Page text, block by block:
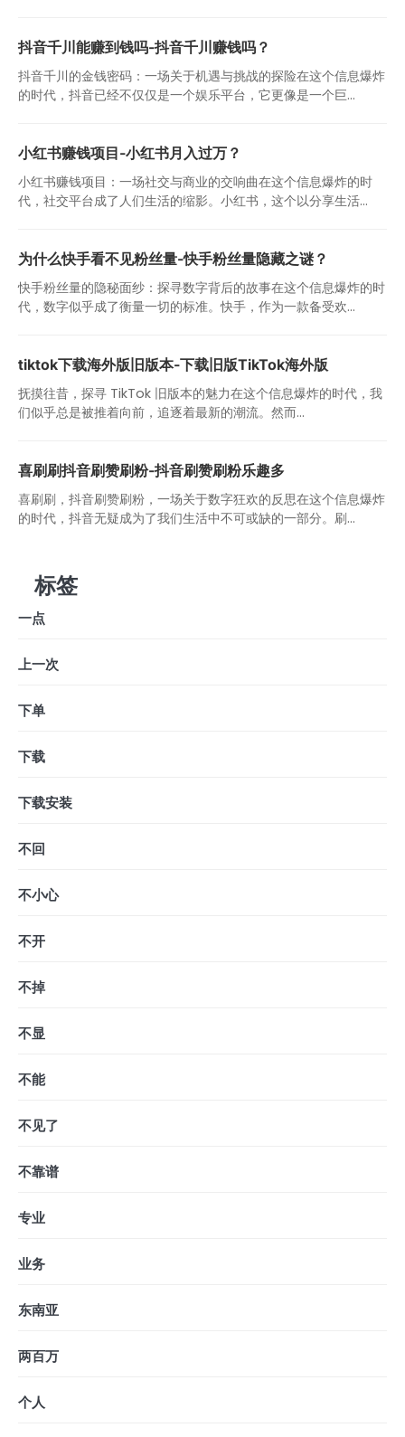
抖音千川能赚到钱吗-抖音千川赚钱吗？
抖音千川的金钱密码：一场关于机遇与挑战的探险在这个信息爆炸
的时代，抖音已经不仅仅是一个娱乐平台，它更像是一个巨...
小红书赚钱项目-小红书月入过万？
小红书赚钱项目：一场社交与商业的交响曲在这个信息爆炸的时
代，社交平台成了人们生活的缩影。小红书，这个以分享生活...
为什么快手看不见粉丝量-快手粉丝量隐藏之谜？
快手粉丝量的隐秘面纱：探寻数字背后的故事在这个信息爆炸的时
代，数字似乎成了衡量一切的标准。快手，作为一款备受欢...
tiktok下载海外版旧版本-下载旧版TikTok海外版
抚摸往昔，探寻 TikTok 旧版本的魅力在这个信息爆炸的时代，我
们似乎总是被推着向前，追逐着最新的潮流。然而...
喜刷刷抖音刷赞刷粉-抖音刷赞刷粉乐趣多
喜刷刷，抖音刷赞刷粉，一场关于数字狂欢的反思在这个信息爆炸
的时代，抖音无疑成为了我们生活中不可或缺的一部分。刷...
标签
一点
上一次
下单
下载
下载安装
不回
不小心
不开
不掉
不显
不能
不见了
不靠谱
专业
业务
东南亚
两百万
个人